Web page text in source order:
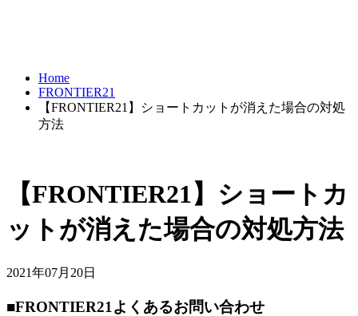
Home
FRONTIER21
【FRONTIER21】ショートカットが消えた場合の対処
方法
【FRONTIER21】ショートカ
ットが消えた場合の対処方法
2021年07月20日
■FRONTIER21よくあるお問い合わせ